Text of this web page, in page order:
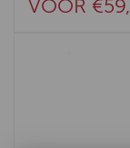
VOOR